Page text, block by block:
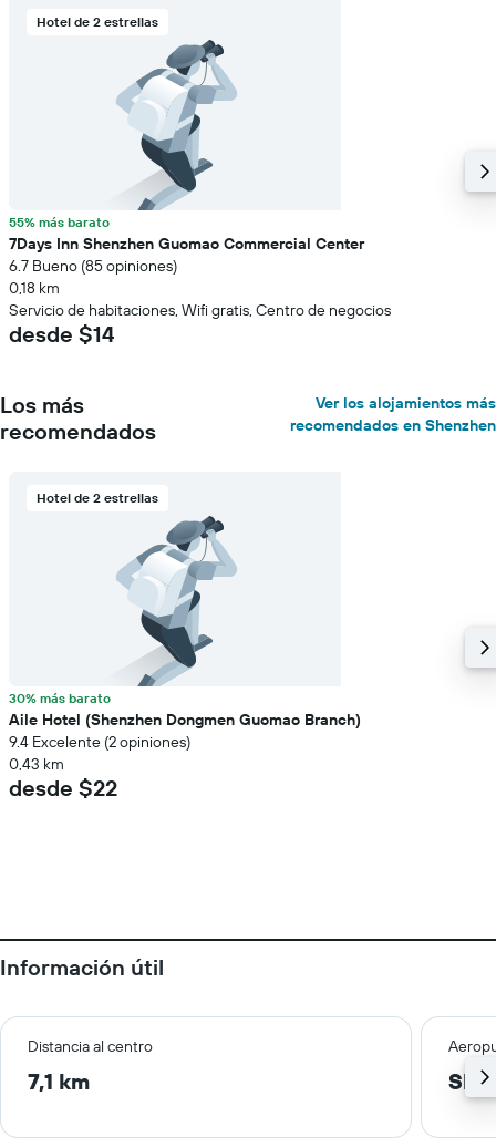
Hotel de 2 estrellas
55% más barato
7Days Inn Shenzhen Guomao Commercial Center
6.7 Bueno (85 opiniones)
0,18 km
Servicio de habitaciones, Wifi gratis, Centro de negocios
desde $14
Los más
recomendados
Ver los alojamientos más
recomendados en Shenzhen
Hotel de 2 estrellas
30% más barato
Aile Hotel (Shenzhen Dongmen Guomao Branch)
9.4 Excelente (2 opiniones)
0,43 km
desde $22
Información útil
Distancia al centro
7,1 km